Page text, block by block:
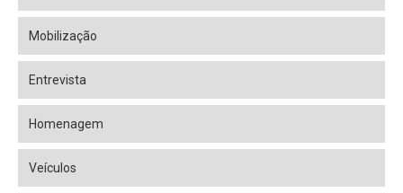
Mobilização
Entrevista
Homenagem
Veículos